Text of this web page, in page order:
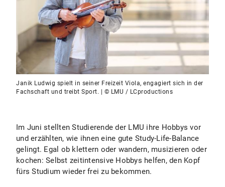
Janik Ludwig spielt in seiner Freizeit Viola, engagiert sich in der
Fachschaft und treibt Sport. | © LMU / LCproductions
Im Juni stellten Studierende der LMU ihre Hobbys vor
und erzählten, wie ihnen eine gute Study-Life-Balance
gelingt. Egal ob klettern oder wandern, musizieren oder
kochen: Selbst zeitintensive Hobbys helfen, den Kopf
fürs Studium wieder frei zu bekommen.